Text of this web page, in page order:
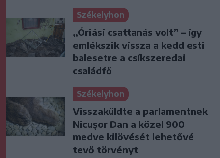
Székelyhon
„Óriási csattanás volt” – így
emlékszik vissza a kedd esti
balesetre a csíkszeredai
családfő
Székelyhon
Visszaküldte a parlamentnek
Nicușor Dan a közel 900
medve kilövését lehetővé
tevő törvényt